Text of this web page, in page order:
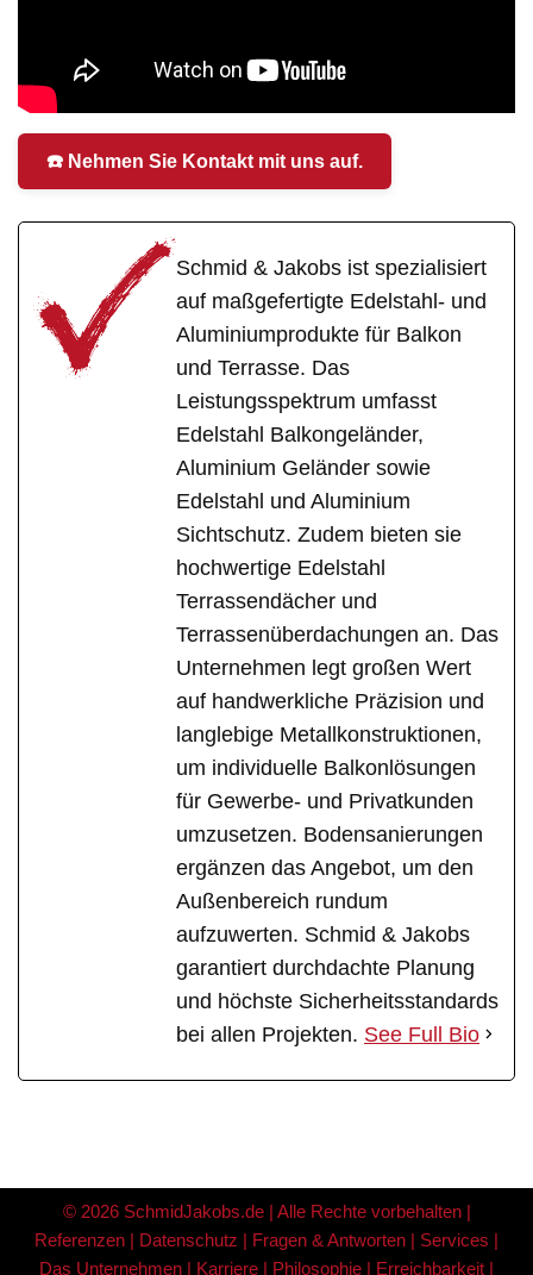
☎️ Nehmen Sie Kontakt mit uns auf.
Schmid & Jakobs ist spezialisiert
auf maßgefertigte Edelstahl- und
Aluminiumprodukte für Balkon
und Terrasse. Das
Leistungsspektrum umfasst
Edelstahl Balkongeländer,
Aluminium Geländer sowie
Edelstahl und Aluminium
Sichtschutz. Zudem bieten sie
hochwertige Edelstahl
Terrassendächer und
Terrassenüberdachungen an. Das
Unternehmen legt großen Wert
auf handwerkliche Präzision und
langlebige Metallkonstruktionen,
um individuelle Balkonlösungen
für Gewerbe- und Privatkunden
umzusetzen. Bodensanierungen
ergänzen das Angebot, um den
Außenbereich rundum
aufzuwerten. Schmid & Jakobs
garantiert durchdachte Planung
und höchste Sicherheitsstandards
bei allen Projekten. See Full Bio
© 2026 SchmidJakobs.de | Alle Rechte vorbehalten |
Referenzen | Datenschutz | Fragen & Antworten | Services |
Das Unternehmen | Karriere | Philosophie | Erreichbarkeit |